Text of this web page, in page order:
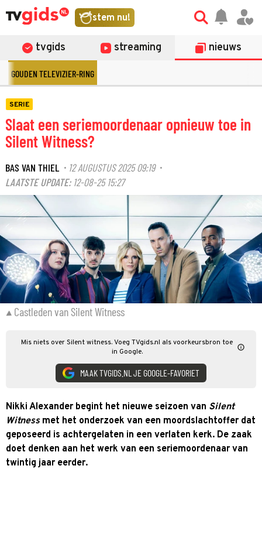
stem nu!
tvgids streaming nieuws
GOUDEN TELEVIZIER-RING
SERIE
Slaat een seriemoordenaar opnieuw toe in
Silent Witness?
BAS VAN THIEL· 12 AUGUSTUS 2025 09:19·
LAATSTE UPDATE: 12-08-25 15:27
Castleden van Silent Witness
Mis niets over Silent witness. Voeg TVgids.nl als voorkeursbron toe
in Google.
MAAK TVGIDS.NL JE GOOGLE-FAVORIET
Nikki Alexander begint het nieuwe seizoen van Silent
Witnessmet het onderzoek van een moordslachtoffer dat
geposeerd is achtergelaten in een verlaten kerk. De zaak
doet denken aan het werk van een seriemoordenaar van
twintig jaar eerder.